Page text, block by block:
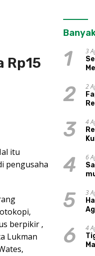
Rp15
itu
pengusaha
berpikir ,
Lukman
1
3
2
2
3
4
4
6
5
3
6
4